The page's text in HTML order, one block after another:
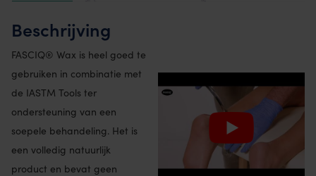
Beschrijving
FASCIQ® Wax is heel goed te
gebruiken in combinatie met
de IASTM Tools ter
ondersteuning van een
soepele behandeling. Het is
een volledig natuurlijk
product en bevat geen